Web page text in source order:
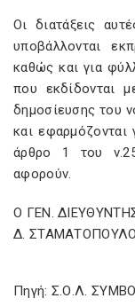
Οι διατάξεις
υποβάλλονται
καθώς και για
που εκδίδονται
δημοσίευσης του
και
άρθρο 1 του
αφορούν.
Ο ΓΕΝ.
Δ.
Πηγή: Σ.Ο.Λ.